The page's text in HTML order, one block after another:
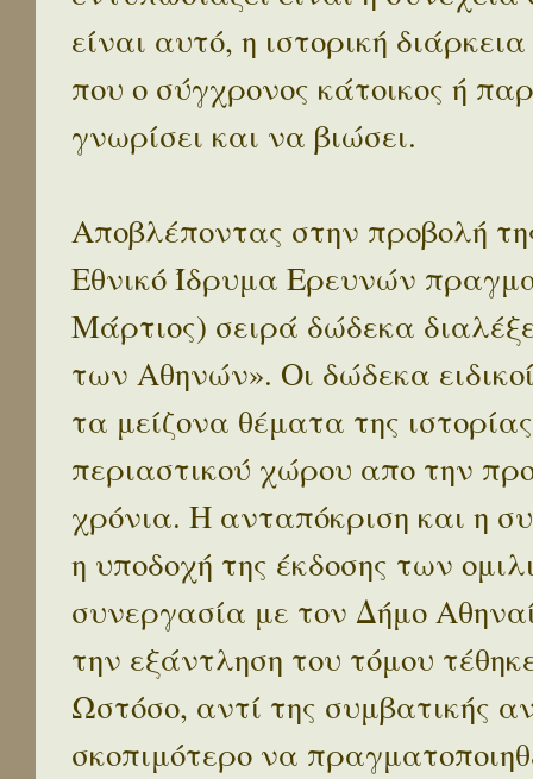
είναι αυτό, η ιστορική
που ο σύγχρονος κάτοικος ή
γνωρίσει και να βιώσει.
Αποβλέποντας στην προβολή
Εθνικό Ίδρυμα Ερευνών
Μάρτιος) σειρά δώδεκα
των Αθηνών». Οι δώδεκα
τα μείζονα θέματα της
περιαστικού χώρου απο την
χρόνια. Η ανταπόκριση και η
η υποδοχή της έκδοσης των
συνεργασία με τον Δήμο
την εξάντληση του τόμου
Ωστόσο, αντί της συμβατικής
σκοπιμότερο να